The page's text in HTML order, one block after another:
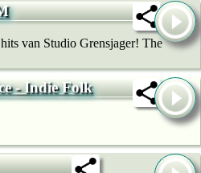
van Studio Grensjager! The
- Indie Folk